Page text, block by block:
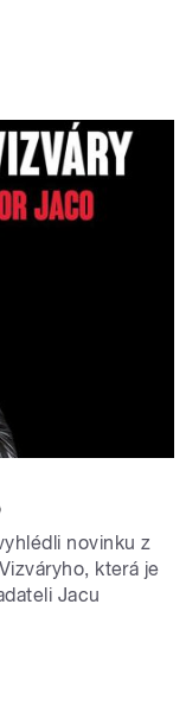
novinku z
která je
Jacu